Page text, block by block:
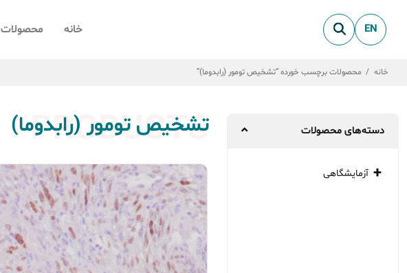
EN خانه محصولات
خانه / محصولات برچسب خورده “تشخیص تومور (رابدوما)”
PRODUCTS
تشخیص تومور (رابدوما) دسته‌های محصولات
آزمایشگاهی